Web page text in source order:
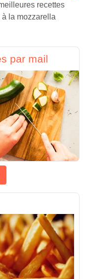
recettes
à la mozzarella
par mail